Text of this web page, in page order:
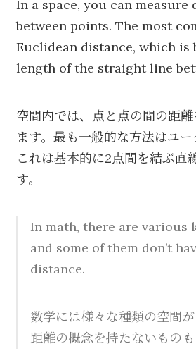
In a space, you can measure
between points. The most
Euclidean distance, which is
length of the straight line
空間内では、点と点の間の距
ます。最も一般的な方法はユー
これは基本的に2点間を結ぶ直
す。
In math, there are various
and some of them don’t
distance.
数学には様々な種類の空間
距離の概念を持たないものも